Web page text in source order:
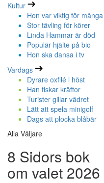
Kultur
Hon var viktig för många
Stor tävling för körer
Linda Hammar är död
Populär hjälte på bio
Hon ska dansa i tv
Vardags
Dyrare oxfilé i höst
Han fiskar kräftor
Turister gillar vädret
Lätt att spela minigolf
Dags att plocka blåbär
Alla Väljare
8 Sidors bok
om valet 2026